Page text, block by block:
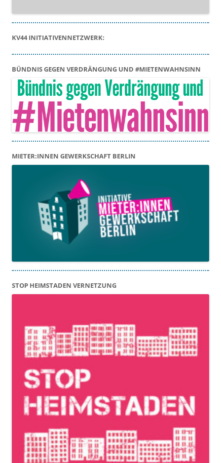
KV44 INITIATIVENNETZWERK:
BÜNDNIS GEGEN VERDRÄNGUNG UND #MIETENWAHNSINN
MIETER:INNEN GEWERKSCHAFT BERLIN
STOP HEIMSTADEN VERNETZUNG